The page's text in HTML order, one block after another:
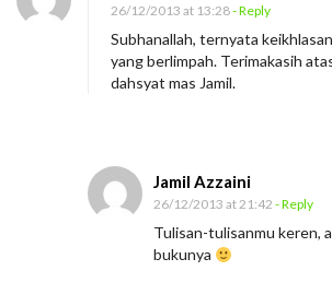
26/12/2013 at 13:28- Reply
Subhanallah, ternyata
yang berlimpah. Terimakasih
dahsyat mas Jamil.
Jamil Azzaini
26/12/2013 at 21:42 - Reply
Tulisan-tulisanmu keren,
bukunya